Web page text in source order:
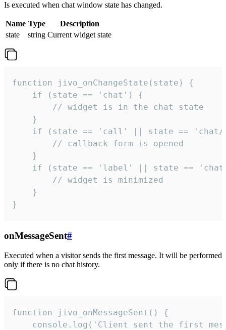
Is executed when chat window state has changed.
Name Type
Description
state
string Current widget state
function jivo_onChangeState(state) {
    if (state == 'chat') {
        // widget is in the chat state
    }
if (state == 'call' || state ==
        // callback form is opened
    }
if (state == 'label' || state ==
        // widget is minimized
    }
}
onMessageSent#
Executed when a visitor sends the first message. It will be performed
only if there is no chat history.
function jivo_onMessageSent() {
console.log('Client sent the first